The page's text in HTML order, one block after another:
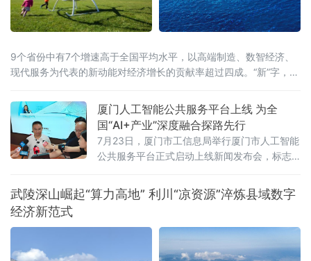
9个省份中有7个增速高于全国平均水平，以高端制造、数智经济、
现代服务为代表的新动能对经济增长的贡献率超过四成。“新”字，成
全国从经济总量看，多厦门人工智能公共服务平台上线 为全
国“AI+产业”深度融合探路先行
7月23日，厦门市工信息局举行厦门市人工智能
公共服务平台正式启动上线新闻发布会，标志
模式，为千行百业安装上“AI引擎”，助力全市数
字经济迈向高质量发展新阶段。打造一体化人
云”为基础，集技术赋能、资源整合、产业驱动
于一体，提供行业报告定制、AI全能力超市、场
武陵深山崛起“算力高地” 利川“凉资源”淬炼县域数字
经济新范式